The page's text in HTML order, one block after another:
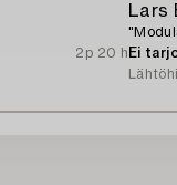
2p 20 h
Lars
Ei